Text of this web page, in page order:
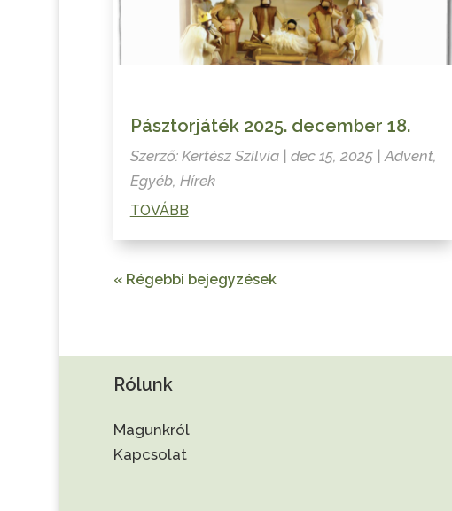
Pásztorjáték 2025. december 18.
Szerző: Kertész Szilvia| dec 15, 2025| Advent,
Egyéb, Hírek
TOVÁBB
« Régebbi bejegyzések
Rólunk
Magunkról
Kapcsolat